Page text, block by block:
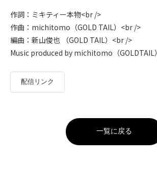
作詞：ミキティー本物<br />
作曲：michitomo（GOLD TAIL）<br />
編曲：新山俊也 （GOLD TAIL）<br />
Music produced by michitomo（GOLDTAIL）
配信リンク
一覧に戻る